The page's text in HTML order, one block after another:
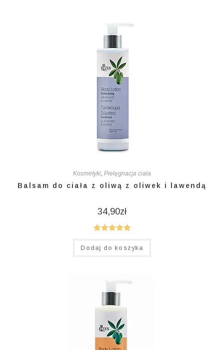
Kosmetyki Pielęgnacja ciała
Balsam do ciała z oliwą z oliwek i lawendą
34,90zł
Oceniono
5.00na 5
Dodaj do koszyka